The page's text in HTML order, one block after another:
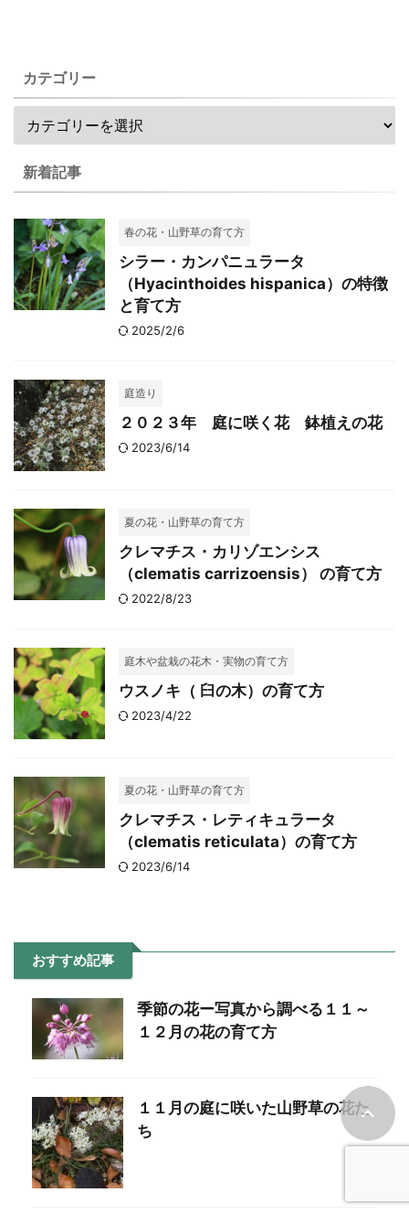
カテゴリー
新着記事
春の花・山野草の育て方
シラー・カンパニュラータ
（Hyacinthoides hispanica）の特徴
と育て方
2025/2/6
庭造り
２０２３年 庭に咲く花 鉢植えの花
2023/6/14
夏の花・山野草の育て方
クレマチス・カリゾエンシス
（clematis carrizoensis） の育て方
2022/8/23
庭木や盆栽の花木・実物の育て方
ウスノキ（ 臼の木）の育て方
2023/4/22
夏の花・山野草の育て方
クレマチス・レティキュラータ
（clematis reticulata）の育て方
2023/6/14
おすすめ記事
季節の花ー写真から調べる１１～
１２月の花の育て方
１１月の庭に咲いた山野草の花た
ち